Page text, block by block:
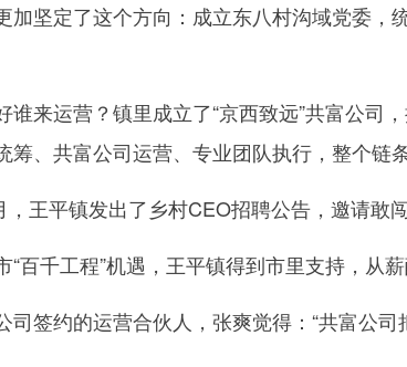
加坚定了这个方向：成立东八村沟域党委，
来运营？镇里成立了“京西致远”共富公司
筹、共富公司运营、专业团队执行，整个链
平镇发出了乡村CEO招聘公告，邀请敢闯
千工程”机遇，王平镇得到市里支持，从薪
签约的运营合伙人，张爽觉得：“共富公司